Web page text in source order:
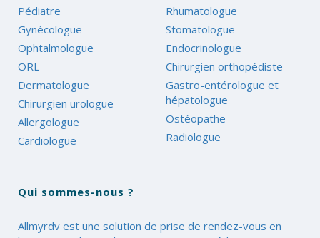
Pédiatre
Gynécologue
Ophtalmologue
ORL
Dermatologue
Chirurgien urologue
Allergologue
Cardiologue
Rhumatologue
Stomatologue
Endocrinologue
Chirurgien orthopédiste
Gastro-entérologue et
hépatologue
Ostéopathe
Radiologue
Qui sommes-nous ?
Allmyrdv est une solution de prise de rendez-vous en